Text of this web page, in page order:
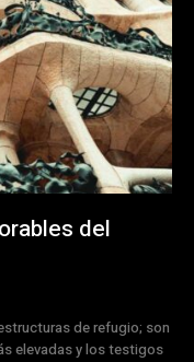
del
de refugio; son
elevadas y los testigos